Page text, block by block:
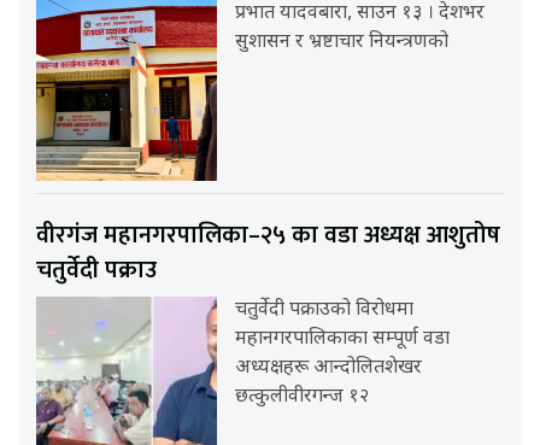
प्रभात यादवबारा, साउन १३ । देशभर
सुशासन र भ्रष्टाचार नियन्त्रणको
वीरगंज महानगरपालिका–२५ का वडा अध्यक्ष आशुतोष
चतुर्वेदी पक्राउ
चतुर्वेदी पक्राउको विरोधमा
महानगरपालिकाका सम्पूर्ण वडा
अध्यक्षहरू आन्दोलितशेखर
छत्कुलीवीरगन्ज १२